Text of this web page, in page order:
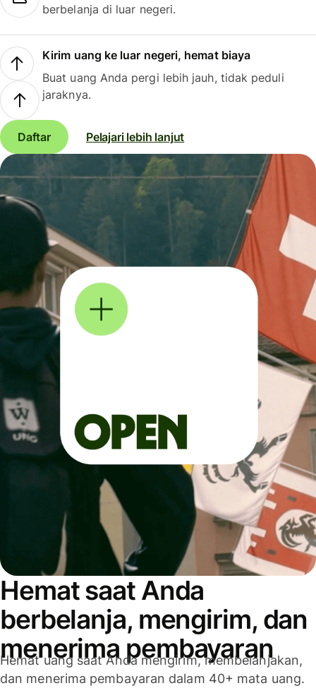
berbelanja di luar negeri.
Kirim uang ke luar negeri, hemat biaya
Buat uang Anda pergi lebih jauh, tidak peduli
jaraknya.
Daftar Pelajari lebih lanjut
Hemat saat Anda
berbelanja, mengirim, dan
menerima pembayaran
Hemat uang saat Anda mengirim, membelanjakan,
dan menerima pembayaran dalam 40+ mata uang.